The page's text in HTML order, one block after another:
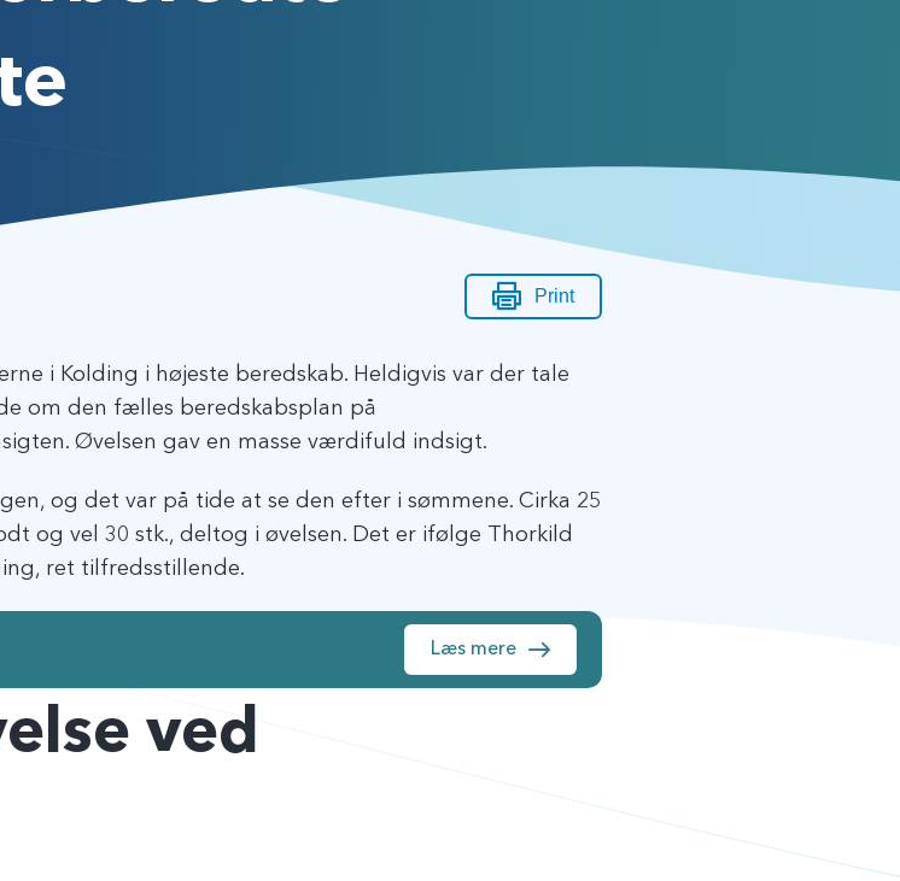
Print
i Kolding i højeste beredskab. Heldigvis var der tale
om den fælles beredskabsplan på
Øvelsen gav en masse værdifuld indsigt.
og det var på tide at se den efter i sømmene. Cirka 25
og vel 30 stk., deltog i øvelsen. Det er ifølge Thorkild
ret tilfredsstillende.
Læs mere
ved